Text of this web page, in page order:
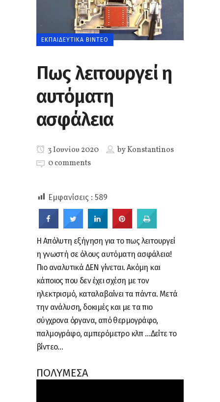
ΕΚΠΑΙΔΕΥΤΙΚΆ ΒΊΝΤΕΟ
Πως λειτουργεί η
αυτόματη
ασφάλεια
3 Ιουνίου 2020 byKonstantinos
0 comments
Εμφανίσεις : 589
Η Απόλυτη εξήγηση για το πως λειτουργεί
η γνωστή σε όλους αυτόματη ασφάλεια!
Πιο αναλυτικά ΔΕΝ γίνεται. Ακόμη και
κάποιος που δεν έχει σχέση με τον
ηλεκτρισμό, καταλαβαίνει τα πάντα. Μετά
την ανάλυση, δοκιμές και με τα πιο
σύγχρονα όργανα, από θερμογράφο,
παλμογράφο, αμπερόμετρο κλπ …Δείτε το
βίντεο…
ΠΟΛΥΜΕΣΑ